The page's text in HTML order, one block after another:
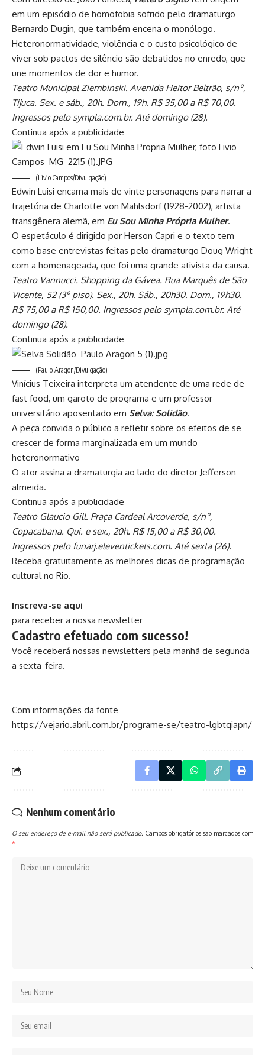
em um episódio de homofobia sofrido pelo dramaturgo
Bernardo Dugin, que também encena o monólogo.
Heteronormatividade, violência e o custo psicológico de
viver sob pactos de silêncio são debatidos no enredo, que
une momentos de dor e humor.
Teatro Municipal Ziembinski. Avenida Heitor Beltrão, s/nº,
Tijuca. Sex. e sáb., 20h. Dom., 19h. R$ 35,00 a R$ 70,00.
Ingressos pelo sympla.com.br. Até domingo (28).
Continua após a publicidade
(Livio Campos/Divulgação)
Edwin Luisi encarna mais de vinte personagens para narrar a
trajetória de Charlotte von Mahlsdorf (1928-2002), artista
transgênera alemã, em Eu Sou Minha Própria Mulher.
O espetáculo é dirigido por Herson Capri e o texto tem
como base entrevistas feitas pelo dramaturgo Doug Wright
com a homenageada, que foi uma grande ativista da causa.
Teatro Vannucci. Shopping da Gávea. Rua Marquês de São
Vicente, 52 (3º piso). Sex., 20h. Sáb., 20h30. Dom., 19h30.
R$ 75,00 a R$ 150,00. Ingressos pelo sympla.com.br. Até
domingo (28).
Continua após a publicidade
(Paulo Aragon/Divulgação)
Vinícius Teixeira interpreta um atendente de uma rede de
fast food, um garoto de programa e um professor
universitário aposentado em Selva: Solidão.
A peça convida o público a refletir sobre os efeitos de se
crescer de forma marginalizada em um mundo
heteronormativo
O ator assina a dramaturgia ao lado do diretor Jefferson
almeida.
Continua após a publicidade
Teatro Glaucio Gill. Praça Cardeal Arcoverde, s/nº,
Copacabana. Qui. e sex., 20h. R$ 15,00 a R$ 30,00.
Ingressos pelo funarj.eleventickets.com. Até sexta (26).
Receba gratuitamente as melhores dicas de programação
cultural no Rio.
Inscreva-se aqui
para receber a nossa newsletter
Cadastro efetuado com sucesso!
Você receberá nossas newsletters pela manhã de segunda
a sexta-feira.
Com informações da fonte
https://vejario.abril.com.br/programe-se/teatro-lgbtqiapn/
Nenhum comentário
O seu endereço de e-mail não será publicado. Campos obrigatórios são marcados com
*